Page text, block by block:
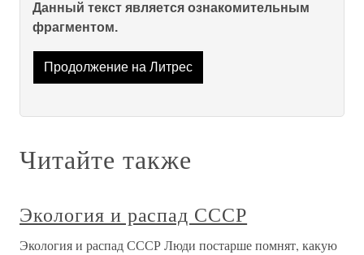
Данный текст является ознакомительным
фрагментом.
Продолжение на Литрес
Читайте также
Экология и распад СССР
Экология и распад СССР Люди постарше помнят, какую